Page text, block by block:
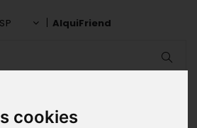
cookies
AlquiFriend